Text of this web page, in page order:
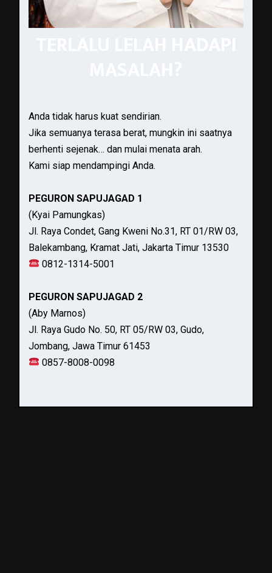
Anda tidak harus kuat sendirian.
Jika semuanya terasa berat, mungkin ini saatnya
berhenti sejenak… dan mulai menata arah.
Kami siap mendampingi Anda.
PEGURON SAPUJAGAD 1
(Kyai Pamungkas)
Jl. Raya Condet, Gang Kweni No.31, RT 01/RW 03,
Balekambang, Kramat Jati, Jakarta Timur 13530
0812-1314-5001
PEGURON SAPUJAGAD 2
(Aby Marnos)
Jl. Raya Gudo No. 50, RT 05/RW 03, Gudo,
Jombang, Jawa Timur 61453
0857-8008-0098